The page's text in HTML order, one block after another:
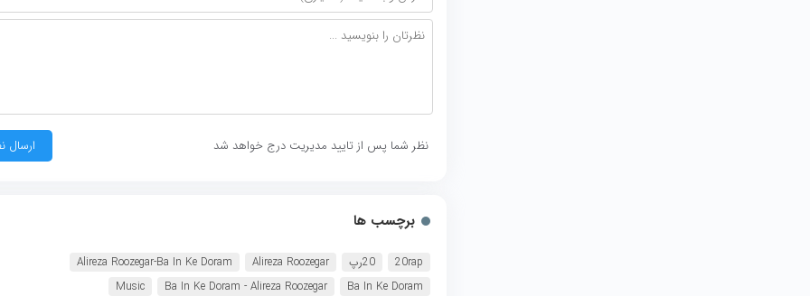
نظر شما پس از تایید مدیریت درج خواهد شد
برچسب ها
20rap 20رپ Alireza Roozegar
Alireza Roozegar-Ba In Ke Doram
Ba In Ke Doram
Ba In Ke Doram - Alireza Roozegar
Music